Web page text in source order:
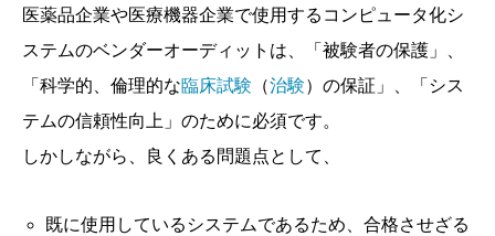
医薬品企業や医療機器企業で使用するコンピュータ化シ
ステムのベンダーオーディットは、「被験者の保護」、
「科学的、倫理的な臨床試験 （治験）の保証」、「シス
テムの信頼性向上」のために必須です。
しかしながら、良くある問題点として、
既に使用しているシステムであるため、合格させざる